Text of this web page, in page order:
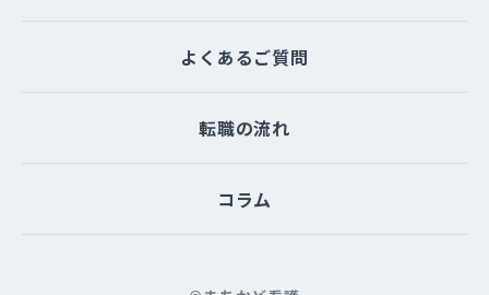
よくあるご質問
転職の流れ
コラム